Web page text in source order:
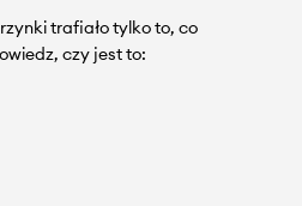
trafiało tylko to, co
czy jest to: